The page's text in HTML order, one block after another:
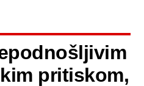
pritiskom,